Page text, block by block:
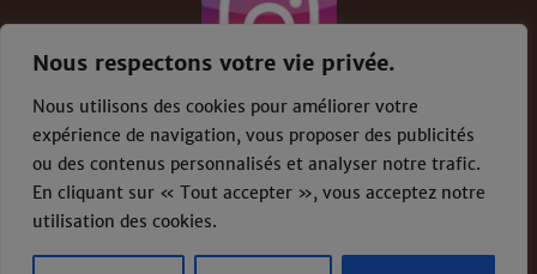
Nous respectons votre vie privée.
Nous utilisons des cookies pour améliorer votre
expérience de navigation, vous proposer des publicités
ou des contenus personnalisés et analyser notre trafic.
En cliquant sur « Tout accepter », vous acceptez notre
utilisation des cookies.
Conditions générales de vente-Mentions